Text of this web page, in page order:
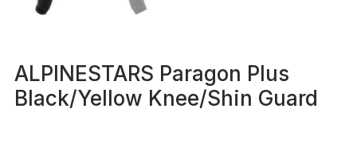
ALPINESTARS Paragon Plus
Black/Yellow Knee/Shin Guard